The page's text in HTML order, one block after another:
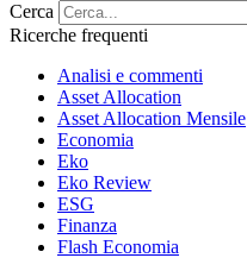
Cerca
Ricerche frequenti
Analisi e commenti
Asset Allocation
Asset Allocation Mensile
Economia
Eko
Eko Review
ESG
Finanza
Flash Economia